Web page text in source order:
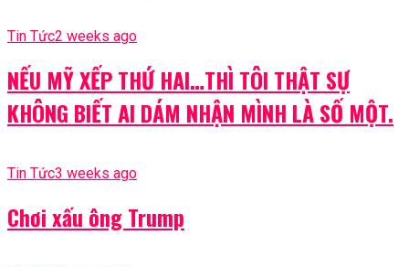
Tin Tức2 weeks ago
NẾU MỸ XẾP THỨ HAI…THÌ TÔI THẬT SỰ
KHÔNG BIẾT AI DÁM NHẬN MÌNH LÀ SỐ MỘT.
Tin Tức3 weeks ago
Chơi xấu ông Trump